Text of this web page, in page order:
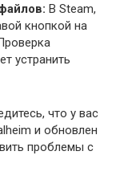
В Steam,
кнопкой на
устранить
что у вас
и обновлен
проблемы с